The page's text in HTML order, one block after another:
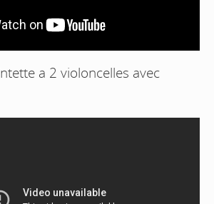
a 2 violoncelles avec